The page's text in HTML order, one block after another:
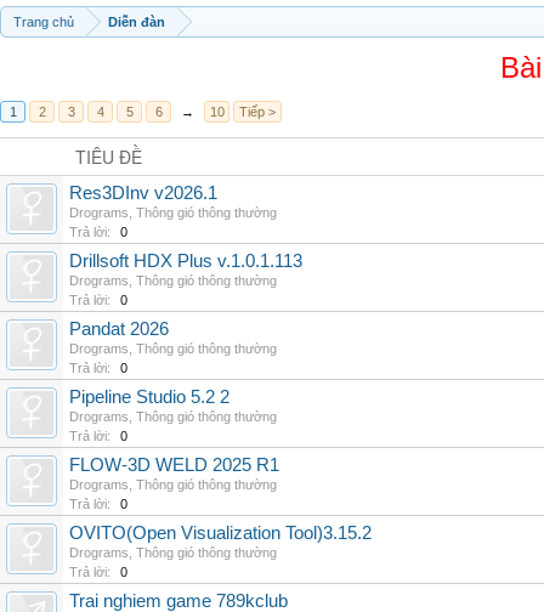
Trang chủ Diễn đàn
1 2 3 4 5 6 → 10 Tiếp >
TIÊU ĐỀ
Res3DInv v2026.1
Drograms Thông gió thông thường
Trả lời:
0
Drillsoft HDX Plus v.1.0.1.113
Drograms Thông gió thông thường
Trả lời:
0
Pandat 2026
Drograms Thông gió thông thường
Trả lời:
0
Pipeline Studio 5.2 2
Drograms Thông gió thông thường
Trả lời:
0
FLOW-3D WELD 2025 R1
Drograms Thông gió thông thường
Trả lời:
0
OVITO(Open Visualization Tool)3.15.2
Drograms Thông gió thông thường
Trả lời:
0
Trai nghiem game 789kclub